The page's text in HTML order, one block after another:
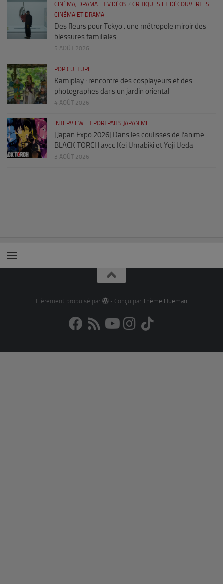
CINÉMA, DRAMA ET VIDÉOS / CRITIQUES ET DÉCOUVERTES
CINÉMA ET DRAMA
Des fleurs pour Tokyo : une métropole miroir des
blessures familiales
5 AOÛT 2026
POP CULTURE
Kamiplay : rencontre des cosplayeurs et des
photographes dans un jardin oriental
4 AOÛT 2026
INTERVIEW ET PORTRAITS JAPANIME
[Japan Expo 2026] Dans les coulisses de l’anime
BLACK TORCH avec Kei Umabiki et Yoji Ueda
3 AOÛT 2026
Fièrement propulsé par - Conçu par Thème Hueman